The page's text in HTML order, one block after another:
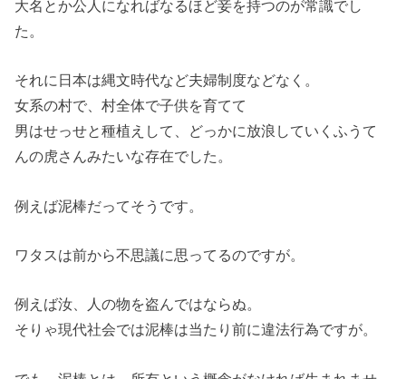
大名とか公人になればなるほど妾を持つのが常識でし
た。
それに日本は縄文時代など夫婦制度などなく。
女系の村で、村全体で子供を育てて
男はせっせと種植えして、どっかに放浪していくふうて
んの虎さんみたいな存在でした。
例えば泥棒だってそうです。
ワタスは前から不思議に思ってるのですが。
例えば汝、人の物を盗んではならぬ。
そりゃ現代社会では泥棒は当たり前に違法行為ですが。